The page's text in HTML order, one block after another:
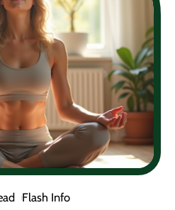
Flash Info